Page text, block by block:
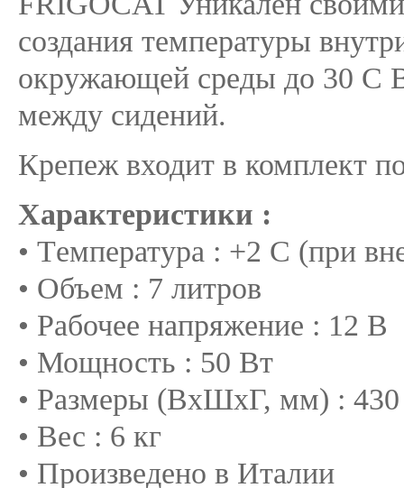
создания температуры
окружающей среды до 30 С
между сидений.
Крепеж входит в комплект
Характеристики :
• Tемпературa : +2 С (при
• Объем : 7 литров
• Рабочее напряжение : 12 В
• Мощность : 50 Вт
• Размеры (ВхШхГ, мм) : 430
• Вес : 6 кг
• Произведено в Италии